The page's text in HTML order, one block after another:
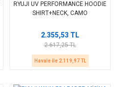
RYUJI UV PERFORMANCE HOODIE
SHIRT+NECK, CAMO
2.355,53 TL
2.617,25 TL
Havale ile 2.119,97 TL